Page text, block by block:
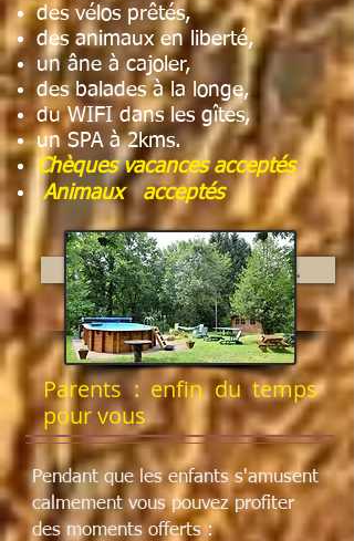
des vélos prêtés,
des animaux en liberté,
un âne à cajoler,
des balades à la longe,
du WIFI dans les gîtes,
un SPA à 2kms.
Chèques vacancesacceptés
Animaux acceptés
Détails des activités ...
Parents : enfin du temps
pour vous
Pendant que les enfants s'amusent
calmement vous pouvez profiter
des moments offerts :